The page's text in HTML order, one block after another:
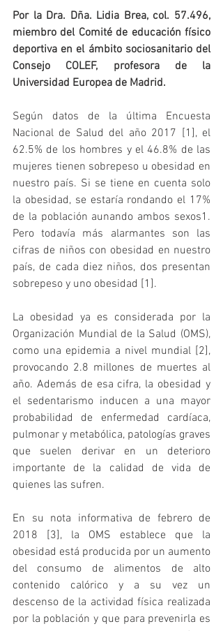
Por la Dra. Dña. Lidia Brea, col. 57.496,
miembro del Comité de educación físico
deportiva en el ámbito sociosanitario del
Consejo COLEF, profesora de la
Universidad Europea de Madrid.
Según datos de la última Encuesta
Nacional de Salud del año 2017 [1], el
62.5% de los hombres y el 46.8% de las
mujeres tienen sobrepeso u obesidad en
nuestro país. Si se tiene en cuenta solo
la obesidad, se estaría rondando el 17%
de la población aunando ambos sexos1.
Pero todavía más alarmantes son las
cifras de niños con obesidad en nuestro
país, de cada diez niños, dos presentan
sobrepeso y uno obesidad [1].
La obesidad ya es considerada por la
Organización Mundial de la Salud (OMS),
como una epidemia a nivel mundial [2],
provocando 2.8 millones de muertes al
año. Además de esa cifra, la obesidad y
el sedentarismo inducen a una mayor
probabilidad de enfermedad cardíaca,
pulmonar y metabólica, patologías graves
que suelen derivar en un deterioro
importante de la calidad de vida de
quienes las sufren.
En su nota informativa de febrero de
2018 [3], la OMS establece que la
obesidad está producida por un aumento
del consumo de alimentos de alto
contenido calórico y a su vez un
descenso de la actividad física realizada
por la población y que para prevenirla es